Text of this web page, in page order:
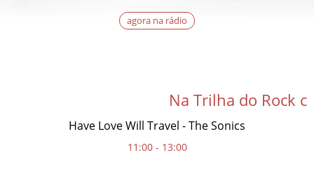
agora na rádio
Na Trilha do Rock
Have Love Will Travel - The Sonics
11:00 - 13:00